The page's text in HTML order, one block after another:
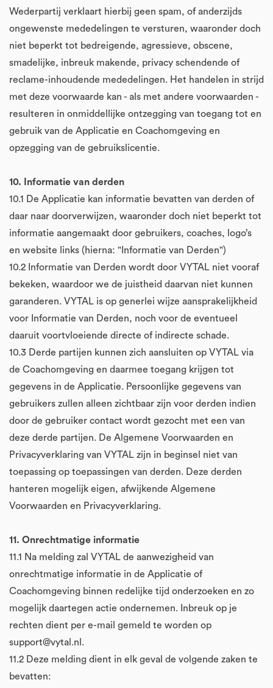
Wederpartij verklaart hierbij geen spam, of anderzijds
ongewenste mededelingen te versturen, waaronder doch
niet beperkt tot bedreigende, agressieve, obscene,
smadelijke, inbreuk makende, privacy schendende of
reclame-inhoudende mededelingen. Het handelen in strijd
met deze voorwaarde kan - als met andere voorwaarden -
resulteren in onmiddellijke ontzegging van toegang tot en
gebruik van de Applicatie en Coachomgeving en
opzegging van de gebruikslicentie.
10. Informatie van derden
10.1 De Applicatie kan informatie bevatten van derden of
daar naar doorverwijzen, waaronder doch niet beperkt tot
informatie aangemaakt door gebruikers, coaches, logo’s
en website links (hierna: "Informatie van Derden")
10.2 Informatie van Derden wordt door VYTAL niet vooraf
bekeken, waardoor we de juistheid daarvan niet kunnen
garanderen. VYTAL is op generlei wijze aansprakelijkheid
voor Informatie van Derden, noch voor de eventueel
daaruit voortvloeiende directe of indirecte schade.
10.3 Derde partijen kunnen zich aansluiten op VYTAL via
de Coachomgeving en daarmee toegang krijgen tot
gegevens in de Applicatie. Persoonlijke gegevens van
gebruikers zullen alleen zichtbaar zijn voor derden indien
door de gebruiker contact wordt gezocht met een van
deze derde partijen. De Algemene Voorwaarden en
Privacyverklaring van VYTAL zijn in beginsel niet van
toepassing op toepassingen van derden. Deze derden
hanteren mogelijk eigen, afwijkende Algemene
Voorwaarden en Privacyverklaring.
11. Onrechtmatige informatie
11.1 Na melding zal VYTAL de aanwezigheid van
onrechtmatige informatie in de Applicatie of
Coachomgeving binnen redelijke tijd onderzoeken en zo
mogelijk daartegen actie ondernemen. Inbreuk op je
rechten dient per e-mail gemeld te worden op
support@vytal.nl.
11.2 Deze melding dient in elk geval de volgende zaken te
bevatten: